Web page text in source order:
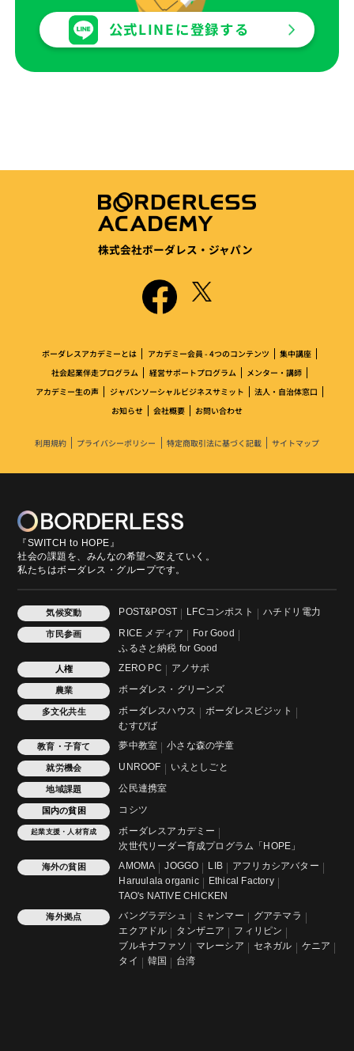
公式LINEに登録する
株式会社ボーダレス・ジャパン
ボーダレスアカデミーとは アカデミー会員 - 4つのコンテンツ
集中講座
社会起業伴走プログラム
経営サポートプログラム
メンター・講師
アカデミー生の声
ジャパンソーシャルビジネスサミット
法人・自治体窓口
お知らせ
会社概要 お問い合わせ
利用規約 プライバシーポリシー 特定商取引法に基づく記載 サイトマップ
『SWITCH to HOPE』
社会の課題を、みんなの希望へ変えていく。
私たちはボーダレス・グループです。
気候変動 POST&POST LFCコンポスト ハチドリ電力
市民参画 RICE メディア
For Good
ふるさと納税 for Good
人権 ZERO PC アノサポ
農業 ボーダレス・グリーンズ
多文化共生 ボーダレスハウス
ボーダレスビジット
むすびば
教育・子育て 夢中教室 小さな森の学童
就労機会 UNROOF いえとしごと
地域課題 公民連携室
国内の貧困 コシツ
起業支援・人材育成
ボーダレスアカデミー
次世代リーダー育成プログラム「HOPE」
海外の貧困 AMOMA JOGGO LIB
アフリカシアバター
Haruulala organic
Ethical Factory
TAO's NATIVE CHICKEN
海外拠点 バングラデシュ ミャンマー
グアテマラ
エクアドル
タンザニア
フィリピン
ブルキナファソ
マレーシア セネガル
ケニア
タイ
韓国 台湾